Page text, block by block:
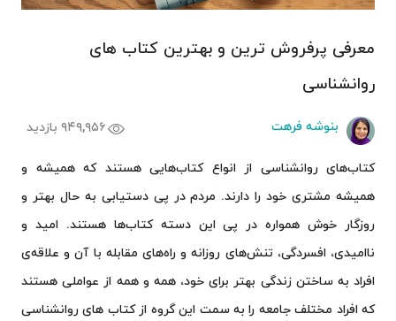
معرفی پرفروش ترین و بهترین کتاب های
روانشناسی
بنوشه فرهت
۹۴۹,۹۵۶ بازدید
کتاب‌های روانشناسی از انواع کتاب‌هایی هستند که همیشه و
همیشه مشتری خود را دارند. مردم در پی دستیابی به حال بهتر و
روزگار خوش همواره در پی این دسته کتاب‌ها هستند. امید و
ناامیدی، افسردگی، تنش‌های روزانه و راه‌های مقابله با آن و علاقه‌ی
افراد به ساختن زندگی بهتر برای خود، همه و همه از عواملی هستند
که افراد مختلف جامعه را به سمت این گروه از کتاب های روانشناسی